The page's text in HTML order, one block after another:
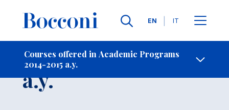
Languages
EN IT
Courses offered in Academic Programs
2014-2015 a.y.
- Contact Us
Course 2014-2015
a.y.